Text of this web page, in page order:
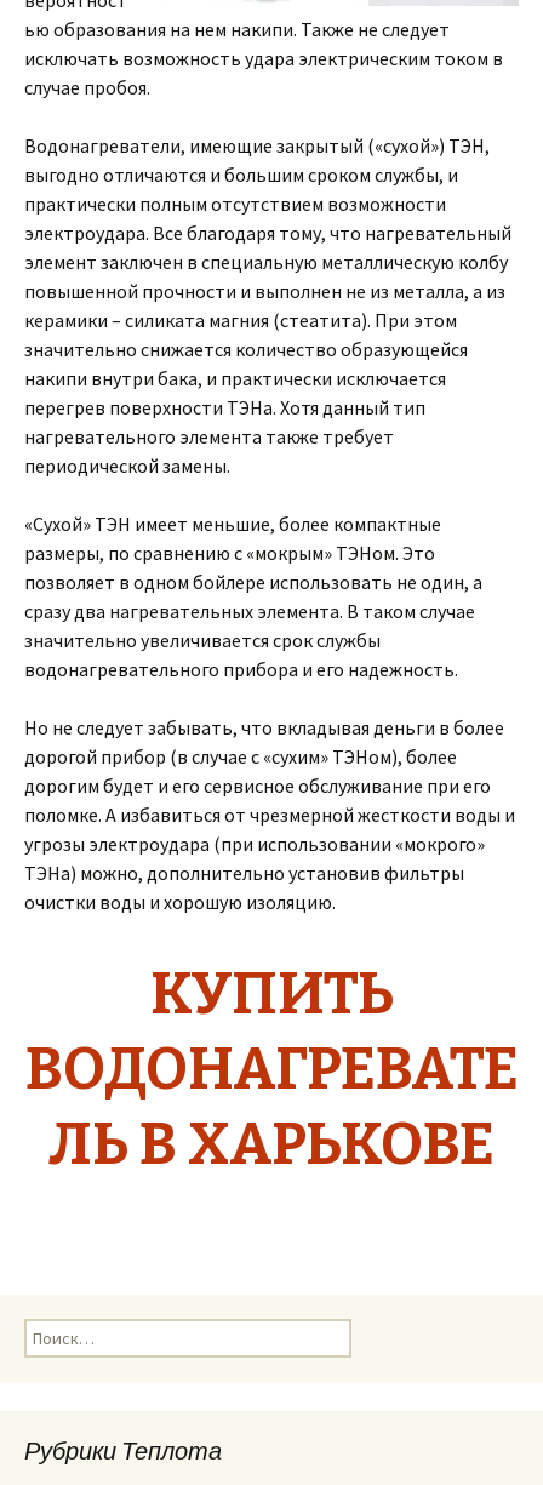
ью образования на нем накипи. Также не следует
исключать возможность удара электрическим током в
случае пробоя.
Водонагреватели, имеющие закрытый («сухой») ТЭН,
выгодно отличаются и большим сроком службы, и
практически полным отсутствием возможности
электроудара. Все благодаря тому, что нагревательный
элемент заключен в специальную металлическую колбу
повышенной прочности и выполнен не из металла, а из
керамики – силиката магния (стеатита). При этом
значительно снижается количество образующейся
накипи внутри бака, и практически исключается
перегрев поверхности ТЭНа. Хотя данный тип
нагревательного элемента также требует
периодической замены.
«Сухой» ТЭН имеет меньшие, более компактные
размеры, по сравнению с «мокрым» ТЭНом. Это
позволяет в одном бойлере использовать не один, а
сразу два нагревательных элемента. В таком случае
значительно увеличивается срок службы
водонагревательного прибора и его надежность.
Но не следует забывать, что вкладывая деньги в более
дорогой прибор (в случае с «сухим» ТЭНом), более
дорогим будет и его сервисное обслуживание при его
поломке. А избавиться от чрезмерной жесткости воды и
угрозы электроудара (при использовании «мокрого»
ТЭНа) можно, дополнительно установив фильтры
очистки воды и хорошую изоляцию.
КУПИТЬ
ВОДОНАГРЕВАТЕ
ЛЬ В ХАРЬКОВЕ
Н
а
:Рубрики Теплота